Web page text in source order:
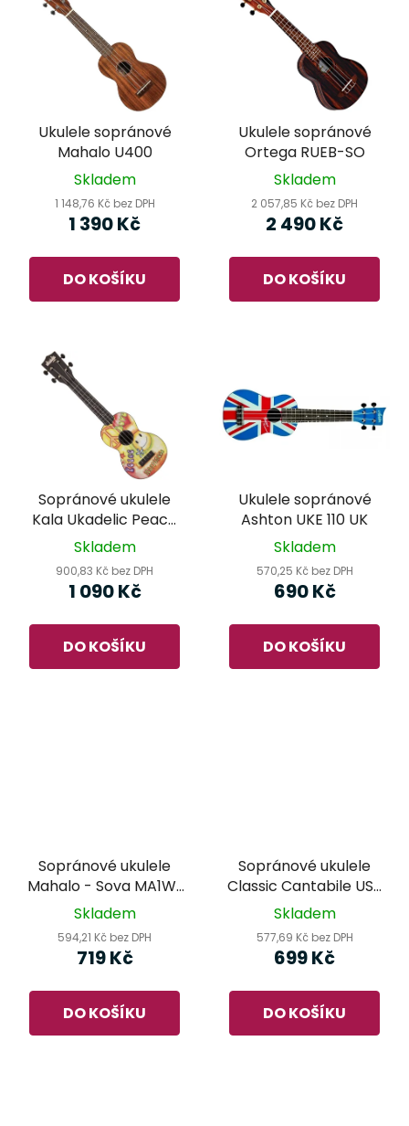
Ukulele sopránové
Mahalo U400
Skladem
1 148,76 Kč bez DPH
1 390 Kč
DO KOŠÍKU
Ukulele sopránové
Ortega RUEB-SO
Skladem
2 057,85 Kč bez DPH
2 490 Kč
DO KOŠÍKU
Sopránové ukulele
Kala Ukadelic Peace
Love
Skladem
900,83 Kč bez DPH
1 090 Kč
DO KOŠÍKU
Ukulele sopránové
Ashton UKE 110 UK
Skladem
570,25 Kč bez DPH
690 Kč
DO KOŠÍKU
Sopránové ukulele
Mahalo - Sova MA1WL
Art Series
Skladem
594,21 Kč bez DPH
719 Kč
DO KOŠÍKU
Sopránové ukulele
Classic Cantabile US-
100 BK
Skladem
577,69 Kč bez DPH
699 Kč
DO KOŠÍKU